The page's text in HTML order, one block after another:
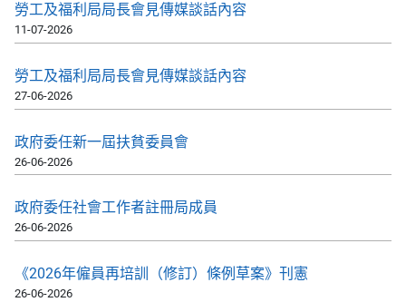
勞工及福利局局長會見傳媒談話內容
11-07-2026
勞工及福利局局長會見傳媒談話內容
27-06-2026
政府委任新一屆扶貧委員會
26-06-2026
政府委任社會工作者註冊局成員
26-06-2026
《2026年僱員再培訓（修訂）條例草案》刊憲
26-06-2026